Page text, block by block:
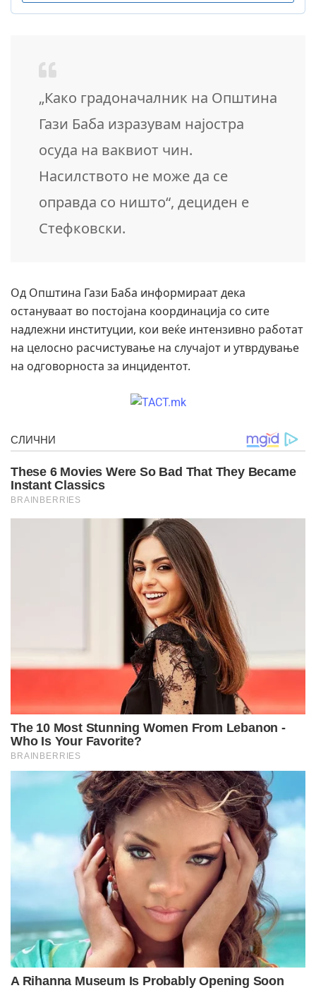
„Како градоначалник на Општина
Гази Баба изразувам најостра
осуда на ваквиот чин.
Насилството не може да се
оправда со ништо“, дециден е
Стефковски.
Од Општина Гази Баба информираат дека
остануваат во постојана координација со сите
надлежни институции, кои веќе интензивно работат
на целосно расчистување на случајот и утврдување
на одговорноста за инцидентот.